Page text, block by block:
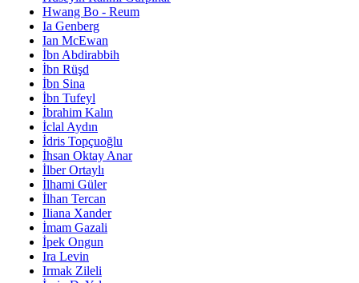
Hwang Bo - Reum
Ia Genberg
Ian McEwan
İbn Abdirabbih
İbn Rüşd
İbn Sina
İbn Tufeyl
İbrahim Kalın
İclal Aydın
İdris Topçuoğlu
İhsan Oktay Anar
İlber Ortaylı
İlhami Güler
İlhan Tercan
Iliana Xander
İmam Gazali
İpek Ongun
Ira Levin
Irmak Zileli